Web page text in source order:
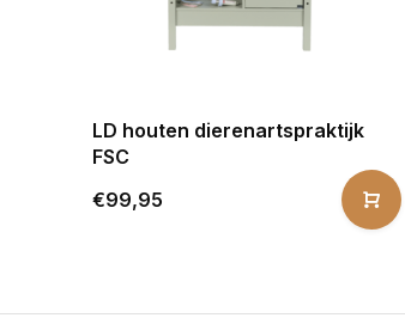
LD houten dierenartspraktijk
FSC
€99,95